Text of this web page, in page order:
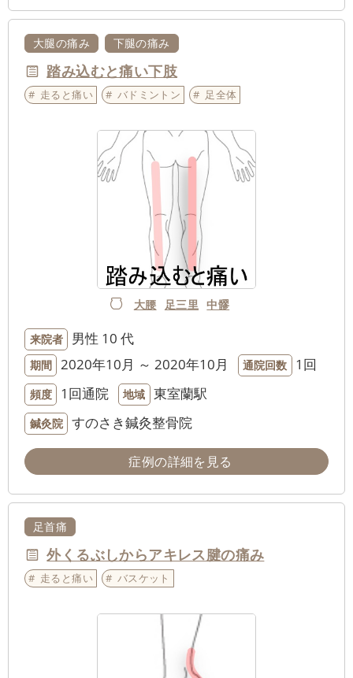
大腿の痛み 下腿の痛み
踏み込むと痛い下肢
走ると痛い バドミントン 足全体
大腰 足三里 中髎
来院者 男性 10 代
期間 2020年10月 ～ 2020年10月 通院回数 1回
頻度 1回通院 地域 東室蘭駅
鍼灸院 すのさき鍼灸整骨院
症例の詳細を見る
足首痛
外くるぶしからアキレス腱の痛み
走ると痛い バスケット